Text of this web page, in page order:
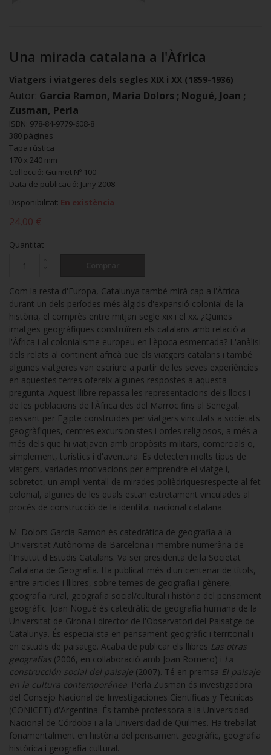
Una mirada catalana a l'Àfrica
Viatgers i viatgeres dels segles XIX i XX (1859-1936)
Autor: Garcia Ramon, Maria Dolors ; Nogué, Joan ;
Zusman, Perla
ISBN: 978-84-9779-608-8
380 pàgines
Tapa rústica
170 x 240 mm
Col·lecció: Guimet Nº 100
Data de publicació: Juny 2008
Disponibilitat: En existència
24,00 €
Quantitat
Com la resta d'Europa, Catalunya també mirà cap a l'Àfrica
durant un dels períodes més àlgids d'expansió colonial de la
història, el comprès entre mitjan segle xix i el xx. ¿Quines
imatges geogràfiques construïren els catalans amb relació a
l'Àfrica i al colonialisme europeu en l'època esmentada? L'anàlisi
dels relats al continent africà que els viatgers catalans i també
algunes viatgeres van escriure a partir de les seves experiències
en aquestes terres ofereix algunes respostes a aquesta
pregunta. Aquest llibre repassa les representacions dels llocs i
de les poblacions de l'Àfrica des del Marroc fins al Senegal,
passant per Egipte construïdes per viatgers vinculats a societats
geogràfiques, centres excursionistes i ordes religiosos, a més a
més dels que hi viatjaven amb propòsits militars, comercials o,
simplement, turístics i d'aventura. Es detecten molts tipus de
viatgers, variades motivacions per emprendre el viatge i,
sobretot, un ampli ventall de mirades polièdriquesrespecte al fet
colonial, algunes de les quals estan estretament vinculades al
procés de construcció de la identitat nacional catalana.
M. Dolors Garcia Ramon és catedràtica de geografia a la
Universitat Autònoma de Barcelona i membre numerària de
l'Institut d'Estudis Catalans. Va ser presidenta de la Societat
Catalana de Geografia. Ha publicat més d'un centenar de títols,
entre articles i llibres, sobre temes de geografia i gènere,
geografia rural, geografia social/cultural i història del pensament
geogràfic. Joan Nogué és catedràtic de geografia humana de la
Universitat de Girona i director de l'Observatori del Paisatge de
Catalunya. És especialista en pensament geogràfic i territorial i
en estudis de paisatge. Acaba de publicar els llibres Las otras
geografías (2006, en col·laboració amb Joan Romero) i La
construcción social del paisaje (2007). Té en premsa El paisaje
en la cultura contemporánea. Perla Zusman és investigadora
del Consejo Nacional de Investigaciones Científicas y Técnicas
(CONICET) d'Argentina. És també professora a la Universidad
Nacional de Córdoba i a la Universidad de Quilmes. Ha treballat
fonamentalment en història del pensament geogràfic, geografia
històrica i geografia cultural.